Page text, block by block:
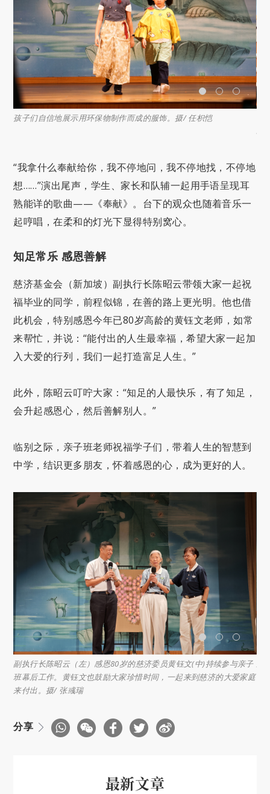
孩子们自信地展示用环保物制作而成的服饰。摄/ 任枳恺
场
“我拿什么奉献给你，我不停地问，我不停地找，不停地
想……”演出尾声，学生、家长和队辅一起用手语呈现耳
熟能详的歌曲——《奉献》。台下的观众也随着音乐一
起哼唱，在柔和的灯光下显得特别窝心。
知足常乐 感恩善解
慈济基金会（新加坡）副执行长陈昭云带领大家一起祝
福毕业的同学，前程似锦，在善的路上更光明。他也借
此机会，特别感恩今年已80岁高龄的黄钰文老师，如常
来帮忙，并说：“能付出的人生最幸福，希望大家一起加
入大爱的行列，我们一起打造富足人生。”
此外，陈昭云叮咛大家：“知足的人最快乐，有了知足，
会升起感恩心，然后善解别人。”
临别之际，亲子班老师祝福学子们，带着人生的智慧到
中学，结识更多朋友，怀着感恩的心，成为更好的人。
副执行长陈昭云（左）感恩80岁的慈济委员黄钰文(中)持续参与亲子
班幕后工作。黄钰文也鼓励大家珍惜时间，一起来到慈济的大爱家庭
来付出。摄/ 张彧瑞
分享
最新文章